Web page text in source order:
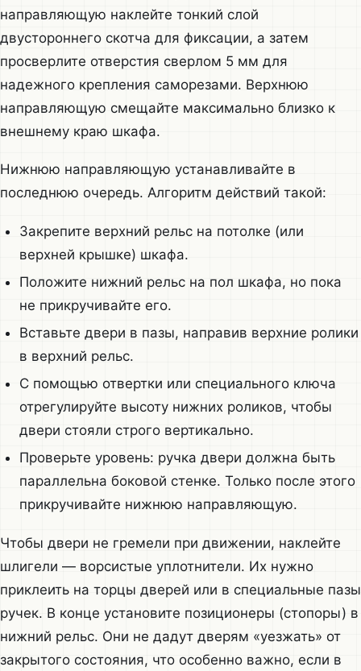
направляющую наклейте тонкий слой
двустороннего скотча для фиксации, а затем
просверлите отверстия сверлом 5 мм для
надежного крепления саморезами. Верхнюю
направляющую смещайте максимально близко к
внешнему краю шкафа.
Нижнюю направляющую устанавливайте в
последнюю очередь. Алгоритм действий такой:
Закрепите верхний рельс на потолке (или
верхней крышке) шкафа.
Положите нижний рельс на пол шкафа, но пока
не прикручивайте его.
Вставьте двери в пазы, направив верхние ролики
в верхний рельс.
С помощью отвертки или специального ключа
отрегулируйте высоту нижних роликов, чтобы
двери стояли строго вертикально.
Проверьте уровень: ручка двери должна быть
параллельна боковой стенке. Только после этого
прикручивайте нижнюю направляющую.
Чтобы двери не гремели при движении, наклейте
шлигели — ворсистые уплотнители. Их нужно
приклеить на торцы дверей или в специальные пазы
ручек. В конце установите позиционеры (стопоры) в
нижний рельс. Они не дадут дверям «уезжать» от
закрытого состояния, что особенно важно, если в